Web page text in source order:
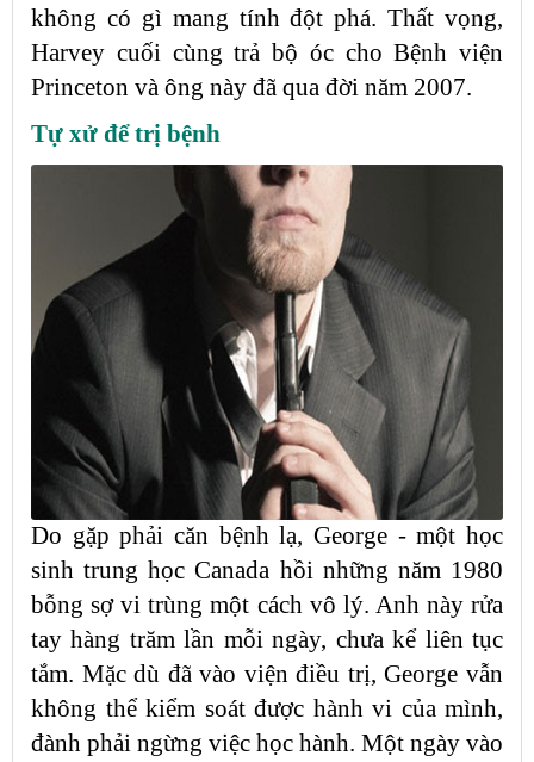
không có gì mang tính đột phá. Thất vọng,
Harvey cuối cùng trả bộ óc cho Bệnh viện
Princeton và ông này đã qua đời năm 2007.
Tự xử để trị bệnh
Do gặp phải căn bệnh lạ, George - một học
sinh trung học Canada hồi những năm 1980
bỗng sợ vi trùng một cách vô lý. Anh này rửa
tay hàng trăm lần mỗi ngày, chưa kể liên tục
tắm. Mặc dù đã vào viện điều trị, George vẫn
không thể kiểm soát được hành vi của mình,
đành phải ngừng việc học hành. Một ngày vào